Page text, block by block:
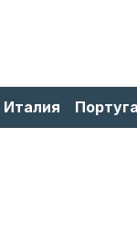
Италия